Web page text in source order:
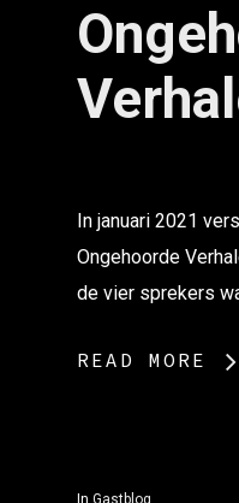
In januari 2021
Ongehoorde
de vier sprekers
READ MORE